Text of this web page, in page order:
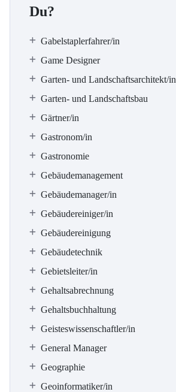
Du?
Gabelstaplerfahrer/in
Game Designer
Garten- und Landschaftsarchitekt/in
Garten- und Landschaftsbau
Gärtner/in
Gastronom/in
Gastronomie
Gebäudemanagement
Gebäudemanager/in
Gebäudereiniger/in
Gebäudereinigung
Gebäudetechnik
Gebietsleiter/in
Gehaltsabrechnung
Gehaltsbuchhaltung
Geisteswissenschaftler/in
General Manager
Geographie
Geoinformatiker/in